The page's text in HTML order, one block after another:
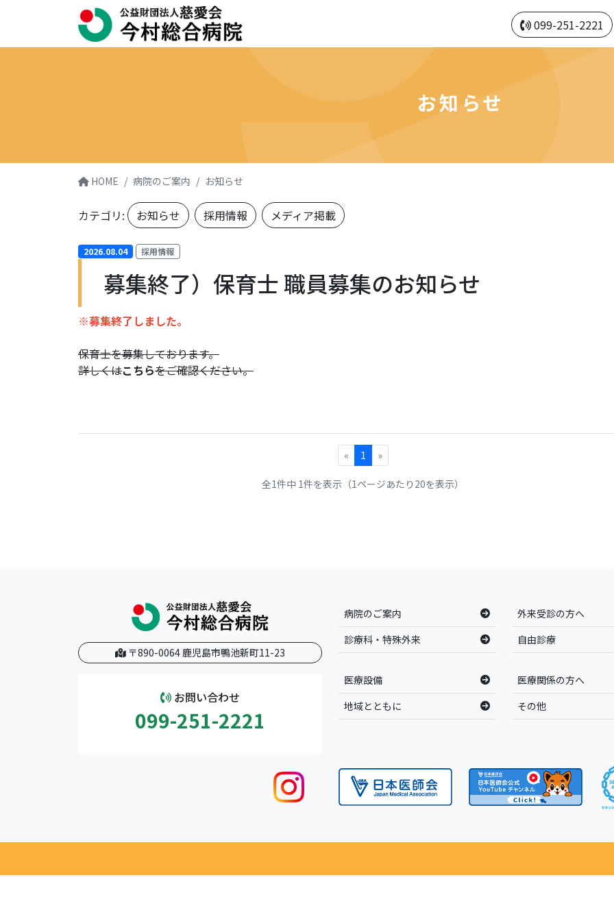
099-251-2221
お知らせ
HOME 病院のご案内 お知らせ
カテゴリ: お知らせ 採用情報 メディア掲載
2026.08.04 採用情報
募集終了）保育士 職員募集のお知らせ
※募集終了しました。
保育士を募集しております。
詳しくはこちらをご確認ください。
« 1 »
全1件中 1件を表示（1ページあたり20を表示）
〒890-0064 鹿児島市鴨池新町11-23
お問い合わせ
099-251-2221
病院のご案内 外来受診の方へ
診療科・特殊外来
自由診療
医療設備
医療関係の方へ
地域とともに
その他